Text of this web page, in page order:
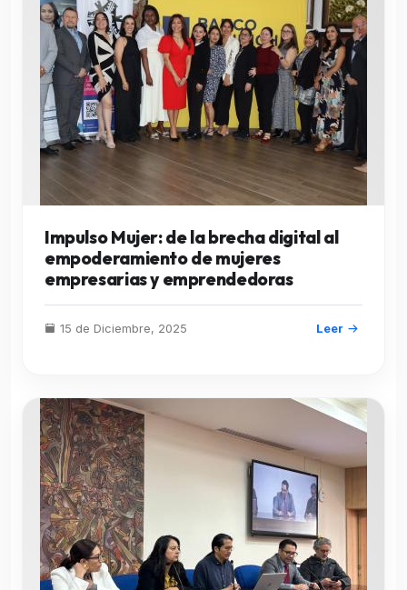
Impulso Mujer: de la brecha digital al
empoderamiento de mujeres
empresarias y emprendedoras
15 de Diciembre, 2025 Leer